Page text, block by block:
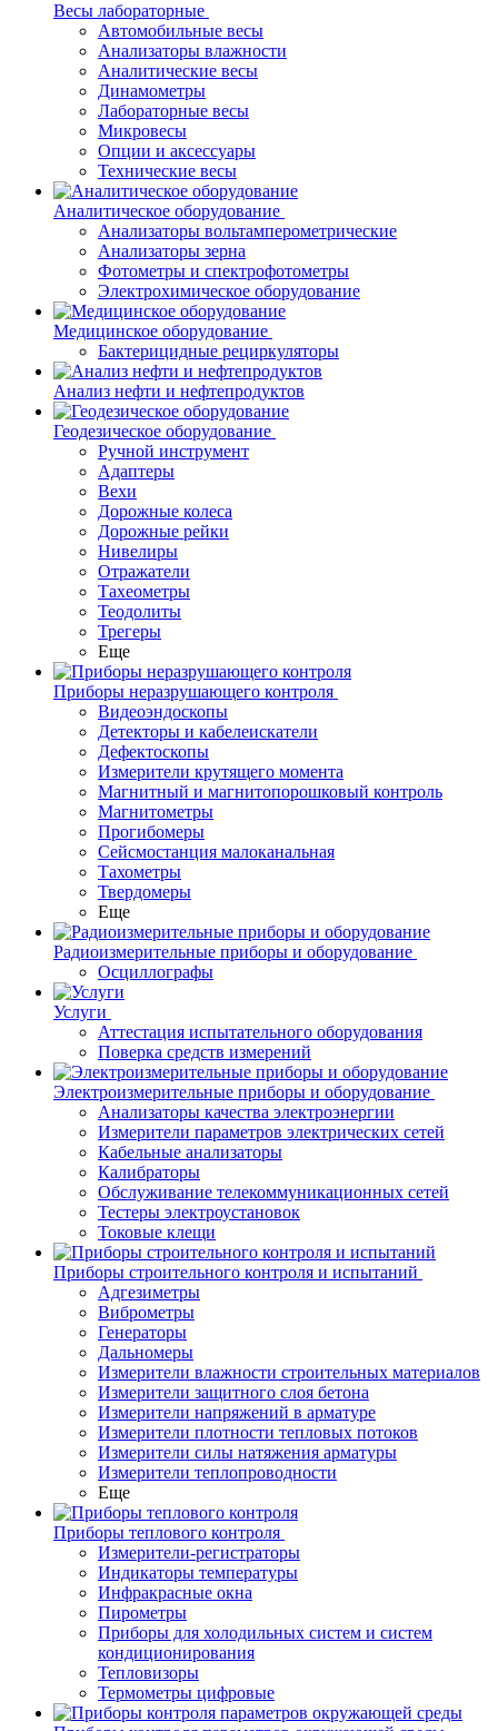
Весы лабораторные
Автомобильные весы
Анализаторы влажности
Аналитические весы
Динамометры
Лабораторные весы
Микровесы
Опции и аксессуары
Технические весы
Аналитическое оборудование
Анализаторы вольтамперометрические
Анализаторы зерна
Фотометры и спектрофотометры
Электрохимическое оборудование
Медицинское оборудование
Бактерицидные рециркуляторы
Анализ нефти и нефтепродуктов
Геодезическое оборудование
Ручной инструмент
Адаптеры
Вехи
Дорожные колеса
Дорожные рейки
Нивелиры
Отражатели
Тахеометры
Теодолиты
Трегеры
Еще
Приборы неразрушающего контроля
Видеоэндоскопы
Детекторы и кабелеискатели
Дефектоскопы
Измерители крутящего момента
Магнитный и магнитопорошковый контроль
Магнитометры
Прогибомеры
Сейсмостанция малоканальная
Тахометры
Твердомеры
Еще
Радиоизмерительные приборы и оборудование
Осциллографы
Услуги
Аттестация испытательного оборудования
Поверка средств измерений
Электроизмерительные приборы и оборудование
Анализаторы качества электроэнергии
Измерители параметров электрических сетей
Кабельные анализаторы
Калибраторы
Обслуживание телекоммуникационных сетей
Тестеры электроустановок
Токовые клещи
Приборы строительного контроля и испытаний
Адгезиметры
Виброметры
Генераторы
Дальномеры
Измерители влажности строительных материалов
Измерители защитного слоя бетона
Измерители напряжений в арматуре
Измерители плотности тепловых потоков
Измерители силы натяжения арматуры
Измерители теплопроводности
Еще
Приборы теплового контроля
Измерители-регистраторы
Индикаторы температуры
Инфракрасные окна
Пирометры
Приборы для холодильных систем и систем
кондиционирования
Тепловизоры
Термометры цифровые